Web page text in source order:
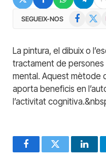
SEGUEIX-NOS Facebook
La pintura, el dibuix o
tractament de
mental. Aquest mètode
aporta beneficis en
l’activitat
FacebookTwitter